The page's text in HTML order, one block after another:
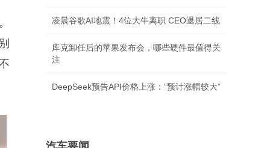
凌晨谷歌AI地震！4位大牛离职 CEO退居二线
库克卸任后的苹果发布会，哪些硬件最值得关
注
DeepSeek预告API价格上涨：“预计涨幅较大”